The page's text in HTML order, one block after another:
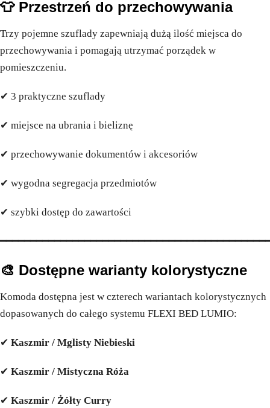
👕 Przestrzeń do przechowywania
Trzy pojemne szuflady zapewniają dużą ilość miejsca do
przechowywania i pomagają utrzymać porządek w
pomieszczeniu.
✔ 3 praktyczne szuflady
✔ miejsce na ubrania i bieliznę
✔ przechowywanie dokumentów i akcesoriów
✔ wygodna segregacja przedmiotów
✔ szybki dostęp do zawartości
🎨 Dostępne warianty kolorystyczne
Komoda dostępna jest w czterech wariantach kolorystycznych
dopasowanych do całego systemu FLEXI BED LUMIO:
✔ Kaszmir / Mglisty Niebieski
✔ Kaszmir / Mistyczna Róża
✔ Kaszmir / Żółty Curry